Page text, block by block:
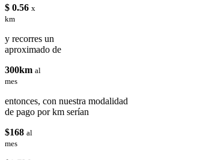
$ 0.56 x
km
y recorres un
aproximado de
300km al
mes
entonces, con nuestra modalidad
de pago por km serían
$168 al
mes